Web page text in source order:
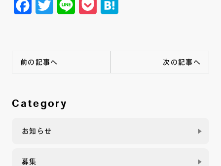
Facebook
TwitterLine Pocket
前の記事へ 次の記事へ
Category
お知らせ
募集